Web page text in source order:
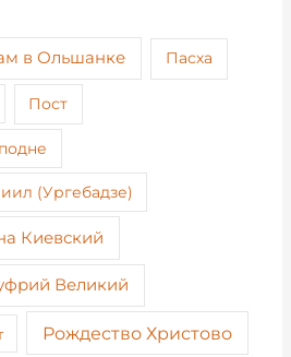
в Ольшанке Пасха
Пост
(Ургебадзе)
Киевский
Великий
Рождество Христово